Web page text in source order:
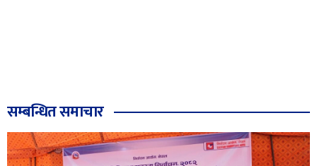
सम्बन्धित समाचार